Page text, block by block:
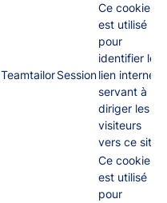
TeamtailorSession
Ce cookie
est utilisé
pour
identifier le
lien internet
servant à
diriger les
visiteurs
vers ce site.
Ce cookie
est utilisé
pour